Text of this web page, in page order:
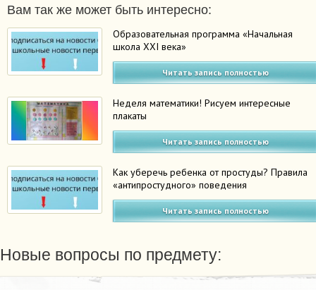
Вам так же может быть интересно:
Образовательная программа «Начальная
школа XXI века»
Читать запись полностью
Неделя математики! Рисуем интересные
плакаты
Читать запись полностью
Как уберечь ребенка от простуды? Правила
«антипростудного» поведения
Читать запись полностью
Новые вопросы по предмету: